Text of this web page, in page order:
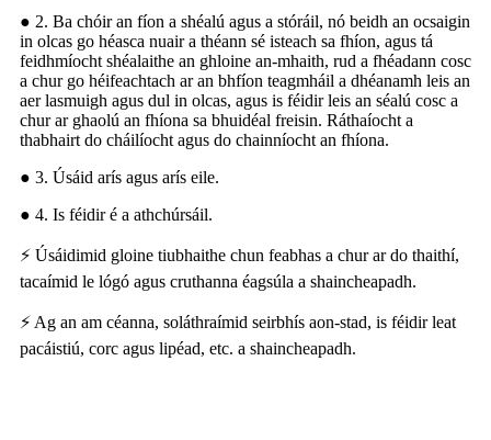
● 2. Ba chóir an fíon a shéalú agus a stóráil, nó beidh an ocsaigin
in olcas go héasca nuair a théann sé isteach sa fhíon, agus tá
feidhmíocht shéalaithe an ghloine an-mhaith, rud a fhéadann cosc
​​a chur go héifeachtach ar an bhfíon teagmháil a dhéanamh leis an
aer lasmuigh agus dul in olcas, agus is féidir leis an séalú cosc ​​a
chur ar ghaolú an fhíona sa bhuidéal freisin. Ráthaíocht a
thabhairt do cháilíocht agus do chainníocht an fhíona.
● 3. Úsáid arís agus arís eile.
● 4. Is féidir é a athchúrsáil.
⚡ Úsáidimid gloine tiubhaithe chun feabhas a chur ar do thaithí,
tacaímid le lógó agus cruthanna éagsúla a shaincheapadh.
⚡ Ag an am céanna, soláthraímid seirbhís aon-stad, is féidir leat
pacáistiú, corc agus lipéad, etc. a shaincheapadh.